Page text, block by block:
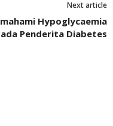
Next article
Hypoglycaemia
Penderita Diabetes